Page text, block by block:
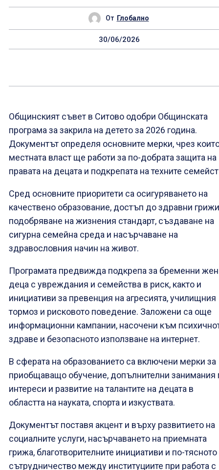
От Глобално
30/06/2026
Общинският съвет в Ситово одобри Общинската
програма за закрила на детето за 2026 година.
Документът определя основните мерки, чрез
местната власт ще работи за по-добрата защита на
правата на децата и подкрепата на техните
Сред основните приоритети са осигуряването на
качествено образование, достъп до здравни
подобряване на жизнения стандарт, създаване на
сигурна семейна среда и насърчаване на
здравословния начин на живот.
Програмата предвижда подкрепа за бременни
деца с увреждания и семейства в риск, както и
инициативи за превенция на агресията, училищния
тормоз и рисковото поведение. Заложени са още
информационни кампании, насочени към
здраве и безопасното използване на интернет.
В сферата на образованието са включени мерки за
приобщаващо обучение, допълнителни занимания
интереси и развитие на талантите на децата в
областта на науката, спорта и изкуствата.
Документът поставя акцент и върху развитието на
социалните услуги, насърчаването на приемната
грижа, благотворителните инициативи и по-тясното
сътрудничество между институциите при работа с